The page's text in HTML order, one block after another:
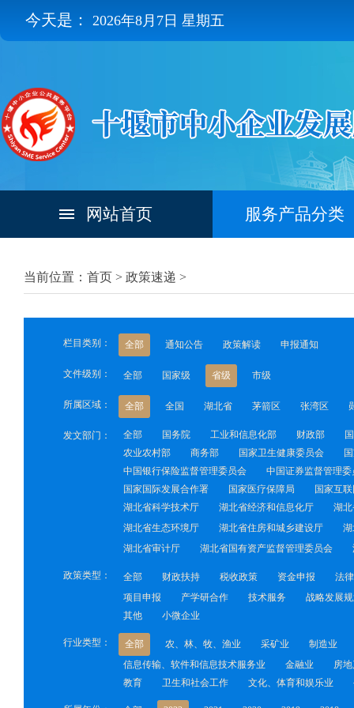
今天是： 2026年8月7日 星期五
网站首页 服务产品分类
当前位置：首页 > 政策速递 >
栏目类别： 全部 通知公告 政策解读 申报通知
文件级别： 全部 国家级 省级 市级
所属区域： 全部 全国 湖北省 茅箭区 张湾区
发文部门： 全部 国务院 工业和信息化部 财政部
农业农村部
商务部 国家卫生健康委员会
中国银行保险监督管理委员会
中国证券监督管理委
国家国际发展合作署
国家医疗保障局
国家互
湖北省科学技术厅
湖北省经济和信息化厅
湖
湖北省生态环境厅
湖北省住房和城乡建设厅
湖北省审计厅
湖北省国有资产监督管理委员会
政策类型： 全部 财政扶持 税收政策 资金申报
法
项目申报
产学研合作 技术服务
战略发展
其他
小微企业
行业类型： 全部 农、林、牧、渔业 采矿业
制造业
信息传输、软件和信息技术服务业
金融业
房
教育
卫生和社会工作 文化、体育和娱乐业